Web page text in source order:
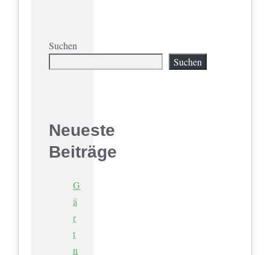
Suchen
Suchen
Neueste
Beiträge
G
ä
r
t
n